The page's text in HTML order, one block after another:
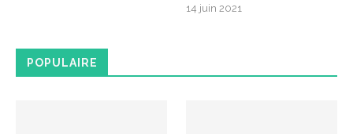
14 juin 2021
POPULAIRE